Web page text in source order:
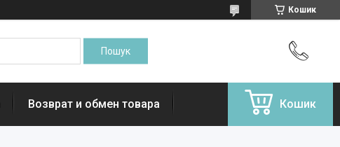
Кошик
Возврат и обмен товара Кошик